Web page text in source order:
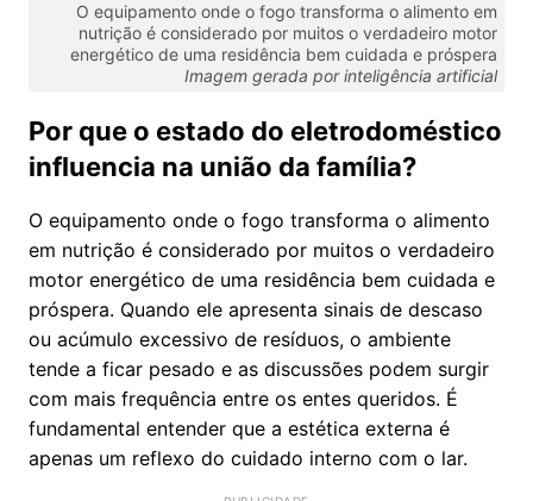
O equipamento onde o fogo transforma o alimento em
nutrição é considerado por muitos o verdadeiro motor
energético de uma residência bem cuidada e próspera
Imagem gerada por inteligência artificial
Por que o estado do eletrodoméstico
influencia na união da família?
O equipamento onde o fogo transforma o alimento
em nutrição é considerado por muitos o verdadeiro
motor energético de uma residência bem cuidada e
próspera. Quando ele apresenta sinais de descaso
ou acúmulo excessivo de resíduos, o ambiente
tende a ficar pesado e as discussões podem surgir
com mais frequência entre os entes queridos. É
fundamental entender que a estética externa é
apenas um reflexo do cuidado interno com o lar.